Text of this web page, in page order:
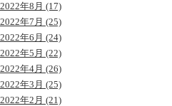
2022年8月 (17)
2022年7月 (25)
2022年6月 (24)
2022年5月 (22)
2022年4月 (26)
2022年3月 (25)
2022年2月 (21)